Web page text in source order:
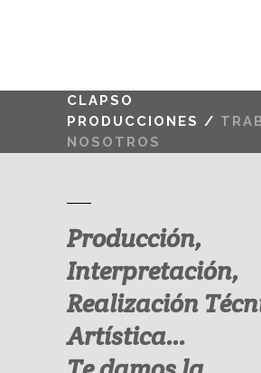
CLAPSO
PRODUCCIONES /
NOSOTROS
Producción,
Interpretación,
Realización
Artística…